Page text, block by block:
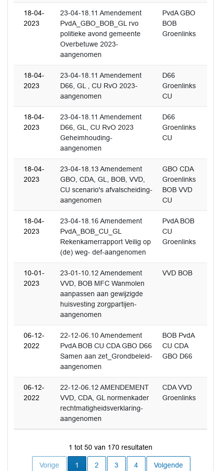
18-04-
2023
23-04-18.11 Amendement
PvdA_GBO_BOB_GL rvo
politieke avond gemeente
Overbetuwe 2023-
aangenomen
PvdA GBO
BOB
Groenlinks
18-04-
2023
23-04-18.11 Amendement
D66, GL , CU RvO 2023-
aangenomen
D66
Groenlinks
CU
18-04-
2023
23-04-18.11 Amendement
D66, GL, CU RvO 2023
Geheimhouding-
aangenomen
D66
Groenlinks
CU
18-04-
2023
23-04-18.13 Amendement
GBO, CDA, GL, BOB, VVD,
CU scenario's afvalscheiding-
aangenomen
GBO CDA
Groenlinks
BOB VVD
CU
18-04-
2023
23-04-18.16 Amendement
PvdA_BOB_CU_GL
Rekenkamerrapport Veilig op
(de) weg- def-aangenomen
PvdA BOB
CU
Groenlinks
10-01-
2023
23-01-10.12 Amendement
VVD, BOB MFC Wanmolen
aanpassen aan gewijzigde
huisvesting zorgpartijen-
aangenomen
VVD BOB
06-12-
2022
22-12-06.10 Amendement
PvdA BOB CU CDA GBO D66
Samen aan zet_Grondbeleid-
aangenomen
BOB PvdA
CU CDA
GBO D66
06-12-
2022
22-12-06.12 AMENDEMENT
VVD, CDA, GL normenkader
rechtmatigheidsverklaring-
aangenomen
CDA VVD
Groenlinks
1 tot 50 van 170 resultaten
Vorige 1 Huidige pagina
2 3 4 Volgende